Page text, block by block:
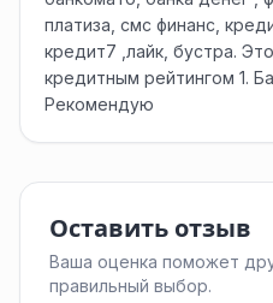
платиза, смс финанс,
кредит7 ,лайк, бустра.
кредитным рейтингом 1.
Рекомендую
Оставить отзыв
Ваша оценка поможет
правильный выбор.